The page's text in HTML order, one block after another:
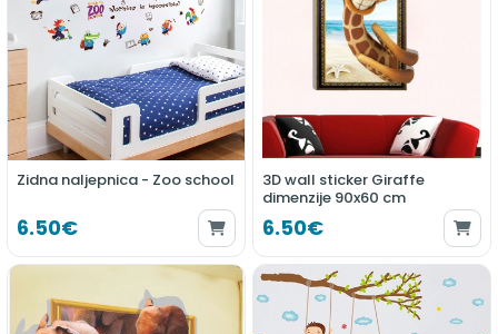
Zidna naljepnica - Zoo school
6.50€
3D wall sticker Giraffe
dimenzije 90x60 cm
6.50€